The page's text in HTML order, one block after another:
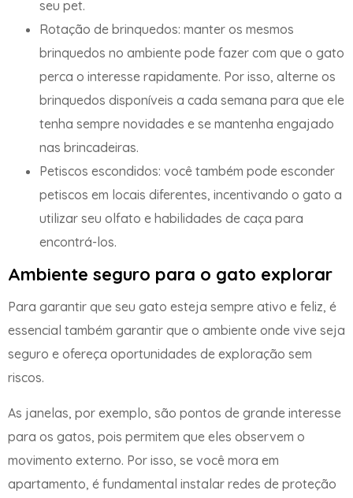
seu pet.
Rotação de brinquedos: manter os mesmos
brinquedos no ambiente pode fazer com que o gato
perca o interesse rapidamente. Por isso, alterne os
brinquedos disponíveis a cada semana para que ele
tenha sempre novidades e se mantenha engajado
nas brincadeiras.
Petiscos escondidos: você também pode esconder
petiscos em locais diferentes, incentivando o gato a
utilizar seu olfato e habilidades de caça para
encontrá-los.
Ambiente seguro para o gato explorar
Para garantir que seu gato esteja sempre ativo e feliz, é
essencial também garantir que o ambiente onde vive seja
seguro e ofereça oportunidades de exploração sem
riscos.
As janelas, por exemplo, são pontos de grande interesse
para os gatos, pois permitem que eles observem o
movimento externo. Por isso, se você mora em
apartamento, é fundamental instalar redes de proteção